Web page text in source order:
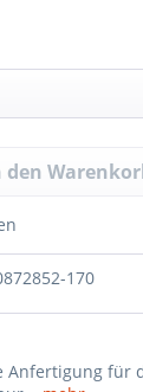
den
170
Anfertigung für